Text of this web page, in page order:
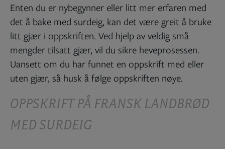
Enten du er nybegynner eller litt mer erfaren med
det å bake med surdeig, kan det være greit å bruke
litt gjær i oppskriften. Ved hjelp av veldig små
mengder tilsatt gjær, vil du sikre heveprosessen.
Uansett om du har funnet en oppskrift med eller
uten gjær, så husk å følge oppskriften nøye.
OPPSKRIFT PÅ FRANSK LANDBRØD
MED SURDEIG